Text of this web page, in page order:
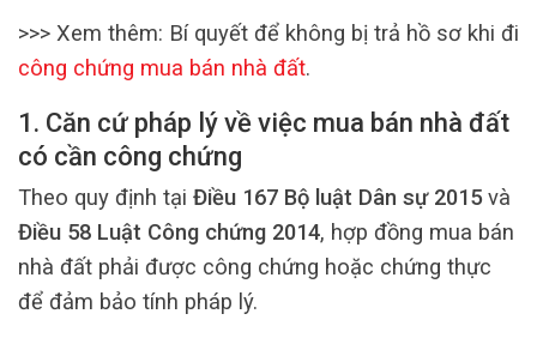
>>> Xem thêm: Bí quyết để không bị trả hồ sơ khi đi
công chứng mua bán nhà đất.
1. Căn cứ pháp lý về việc mua bán nhà đất
có cần công chứng
Theo quy định tại Điều 167 Bộ luật Dân sự 2015và
Điều 58 Luật Công chứng 2014, hợp đồng mua bán
nhà đất phải được công chứng hoặc chứng thực
để đảm bảo tính pháp lý.